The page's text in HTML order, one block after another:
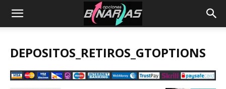
DEPOSITOS_RETIROS_GTOPTIONS